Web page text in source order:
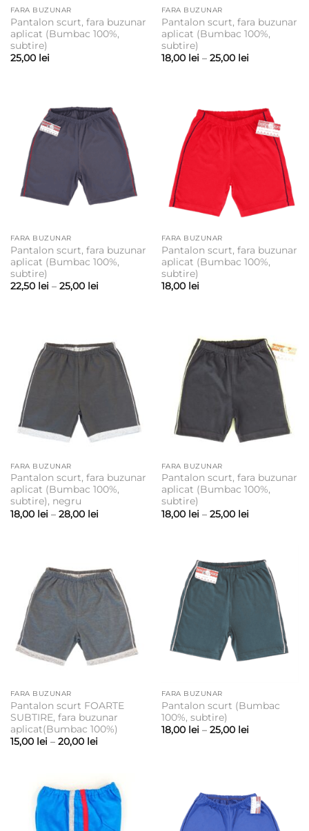
FARA BUZUNAR
Pantalon scurt, fara buzunar
aplicat (Bumbac 100%,
subtire)
25,00 lei
FARA BUZUNAR
Pantalon scurt, fara buzunar
aplicat (Bumbac 100%,
subtire)
18,00 lei – 25,00 leiInterval
25,00 lei
FARA BUZUNAR
Pantalon scurt, fara buzunar
aplicat (Bumbac 100%,
subtire)
22,50 lei – 25,00 leiInterval
FARA BUZUNAR
Pantalon scurt, fara buzunar
aplicat (Bumbac 100%,
subtire)
18,00 lei
FARA BUZUNAR
Pantalon scurt, fara buzunar
aplicat (Bumbac 100%,
subtire), negru
18,00 lei – 28,00 leiInterval
28,00 lei
FARA BUZUNAR
Pantalon scurt, fara buzunar
aplicat (Bumbac 100%,
subtire)
18,00 lei – 25,00 leiInterval
la
25,00 lei
FARA BUZUNAR
Pantalon scurt FOARTE
SUBTIRE, fara buzunar
aplicat(Bumbac 100%)
15,00 lei – 20,00 leiInterval
la
20,00 lei
FARA BUZUNAR
Pantalon scurt (Bumbac
100%, subtire)
18,00 lei – 25,00 leiInterval